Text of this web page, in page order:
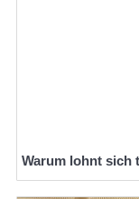
Warum lohnt sich